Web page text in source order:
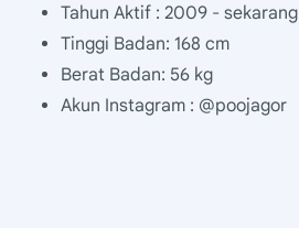
Tahun Aktif : 2009 - sekarang
Tinggi Badan: 168 cm
Berat Badan: 56 kg
Akun Instagram : @poojagor